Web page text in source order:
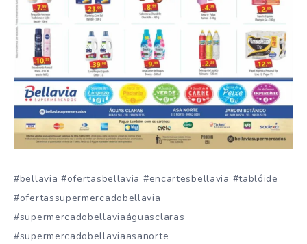
#bellavia #ofertasbellavia #encartesbellavia #tablóide
#ofertassupermercadobellavia
#supermercadobellaviaáguasclaras
#supermercadobellaviaasanorte